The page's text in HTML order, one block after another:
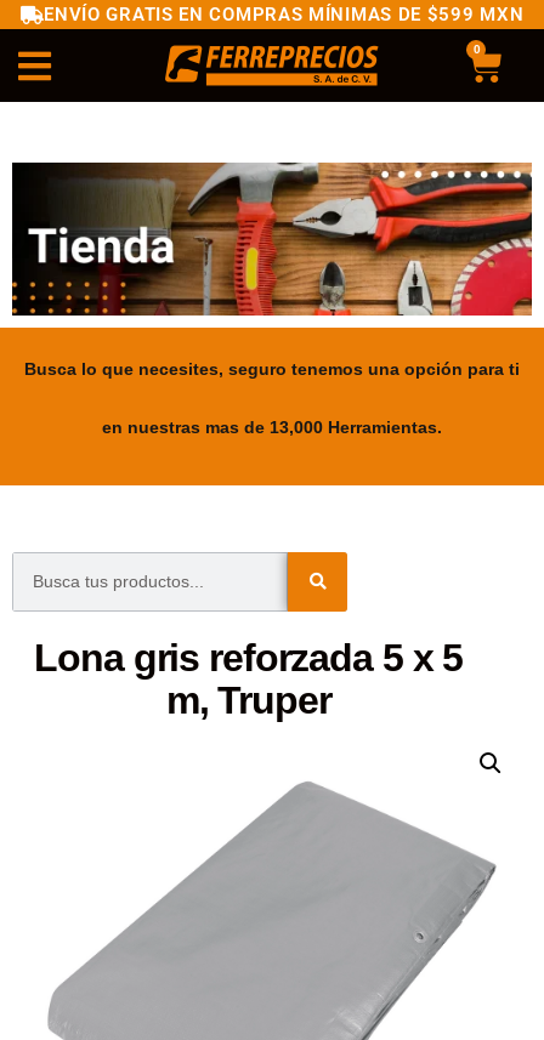
ENVÍO GRATIS EN COMPRAS MÍNIMAS DE $599 MXN
0
Busca lo que necesites, seguro tenemos una opción para ti
en nuestras mas de 13,000 Herramientas.
Lona gris reforzada 5 x 5
m, Truper